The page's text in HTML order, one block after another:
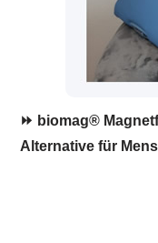
⏩ biomag®
Alternative für